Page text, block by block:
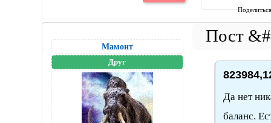
Мамонт
Друг
Да нет
баланс.